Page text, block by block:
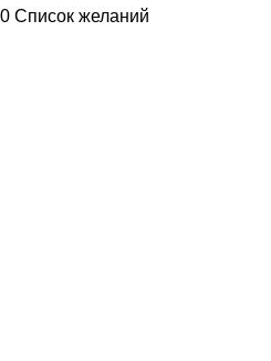
0 Список желаний